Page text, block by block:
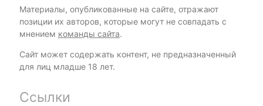
Материалы, опубликованные на сайте, отражают
позиции их авторов, которые могут не совпадать с
мнением команды сайта.
Сайт может содержать контент, не предназначенный
для лиц младше 18 лет.
Ссылки